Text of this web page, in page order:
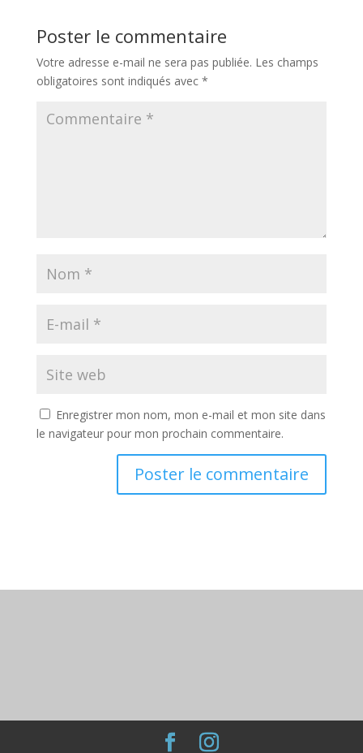
Poster le commentaire
Votre adresse e-mail ne sera pas publiée. Les champs
obligatoires sont indiqués avec *
Enregistrer mon nom, mon e-mail et mon site dans
le navigateur pour mon prochain commentaire.